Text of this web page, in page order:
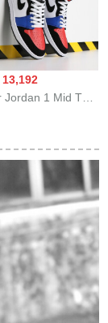
13,192
Jordan 1 Mid TOP
の554724-24の男
金の42をメドま